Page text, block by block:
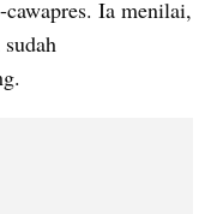
Ia menilai,